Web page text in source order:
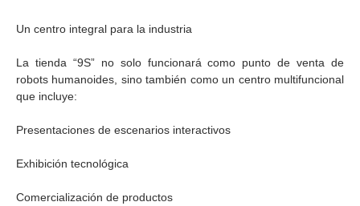
Un centro integral para la industria
La tienda “9S” no solo funcionará como punto de venta de
robots humanoides, sino también como un centro multifuncional
que incluye:
Presentaciones de escenarios interactivos
Exhibición tecnológica
Comercialización de productos